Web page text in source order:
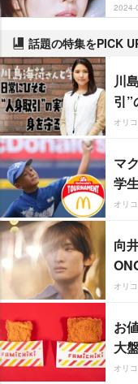
2024-
話題の特集をPICK
川
引”
オリ
マ
学
オリ
向
オリ
お
大
オリ